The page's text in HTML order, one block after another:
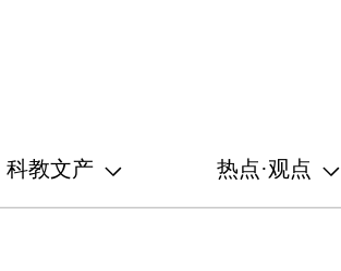
科教文产 热点·观点